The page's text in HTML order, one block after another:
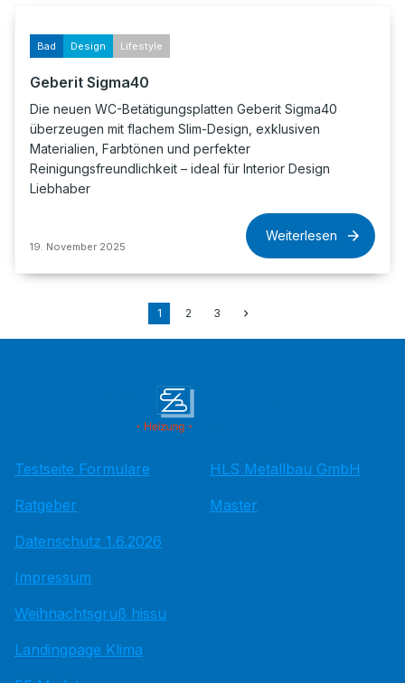
Bad Design Lifestyle
Geberit Sigma40
Die neuen WC-Betätigungsplatten Geberit Sigma40
überzeugen mit flachem Slim-Design, exklusiven
Materialien, Farbtönen und perfekter
Reinigungsfreundlichkeit – ideal für Interior Design
Liebhaber
19. November 2025
Weiterlesen
1 2 3
Testseite Formulare
Ratgeber
Datenschutz 1.6.2026
Impressum
Weihnachtsgruß hissu
Landingpage Klima
HLS Metallbau GmbH
Master